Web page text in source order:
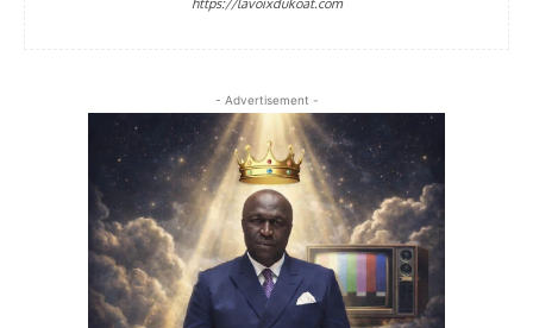
- Advertisement -